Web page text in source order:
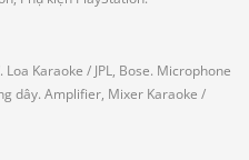
Loa Karaoke / JPL, Bose. Microphone
dây. Amplifier, Mixer Karaoke /